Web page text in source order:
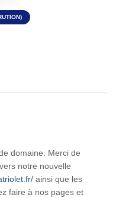
domaine. Merci de
notre nouvelle
ainsi que les
faire à nos pages et